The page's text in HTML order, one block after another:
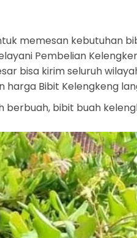
memesan kebutuhan
Pembelian
bisa kirim seluruh
Bibit Kelengkeng
berbuah, bibit buah